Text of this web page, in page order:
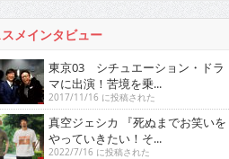
メインタビュー
東京03 シチュエーション・ドラ
マに出演！苦境を乗...
2017/11/16 に投稿された
真空ジェシカ 『死ぬまでお笑いを
やっていきたい！そ...
2022/7/16 に投稿された